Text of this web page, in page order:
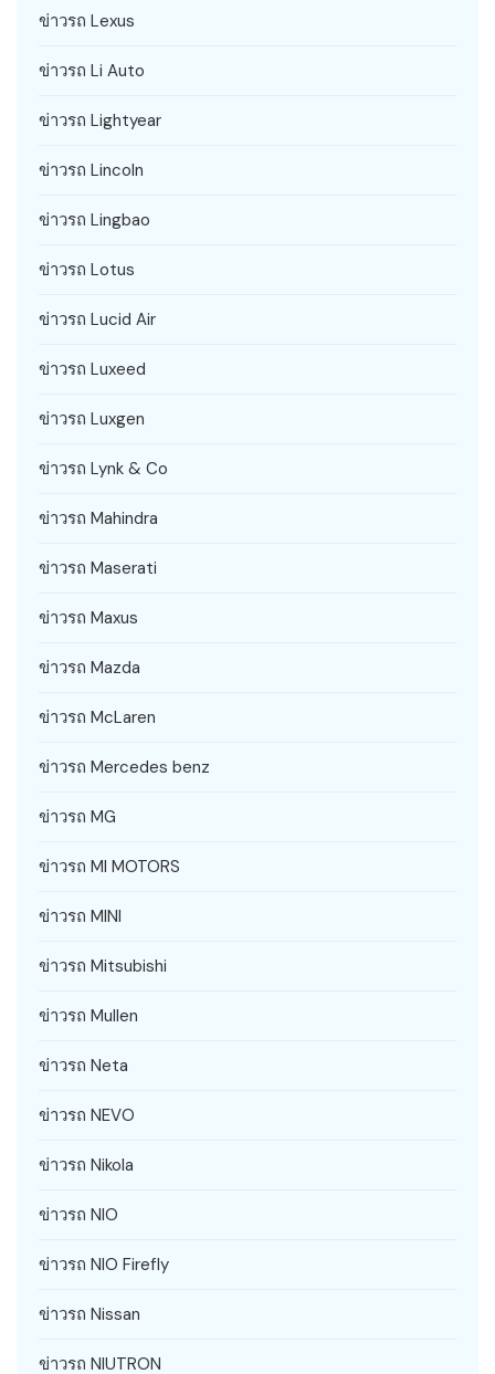
ข่าวรถ Lexus
ข่าวรถ Li Auto
ข่าวรถ Lightyear
ข่าวรถ Lincoln
ข่าวรถ Lingbao
ข่าวรถ Lotus
ข่าวรถ Lucid Air
ข่าวรถ Luxeed
ข่าวรถ Luxgen
ข่าวรถ Lynk & Co
ข่าวรถ Mahindra
ข่าวรถ Maserati
ข่าวรถ Maxus
ข่าวรถ Mazda
ข่าวรถ McLaren
ข่าวรถ Mercedes benz
ข่าวรถ MG
ข่าวรถ MI MOTORS
ข่าวรถ MINI
ข่าวรถ Mitsubishi
ข่าวรถ Mullen
ข่าวรถ Neta
ข่าวรถ NEVO
ข่าวรถ Nikola
ข่าวรถ NIO
ข่าวรถ NIO Firefly
ข่าวรถ Nissan
ข่าวรถ NIUTRON